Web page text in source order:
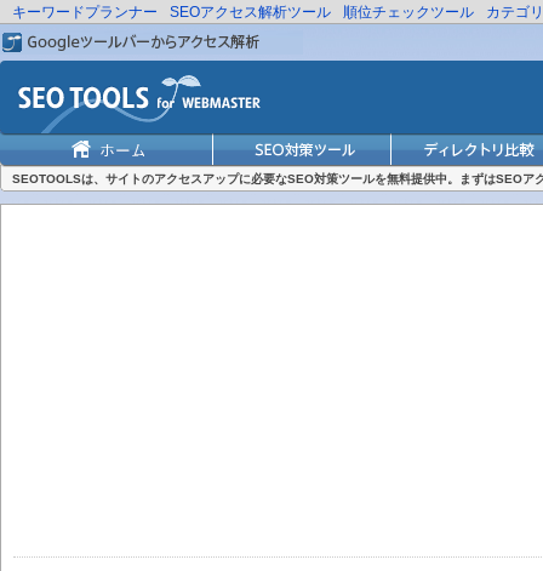
キーワードプランナー SEOアクセス解析ツール 順位チェックツール カテゴ
SEOTOOLSは、サイトのアクセスアップに必要なSEO対策ツールを無料提供中。まずはSEOア